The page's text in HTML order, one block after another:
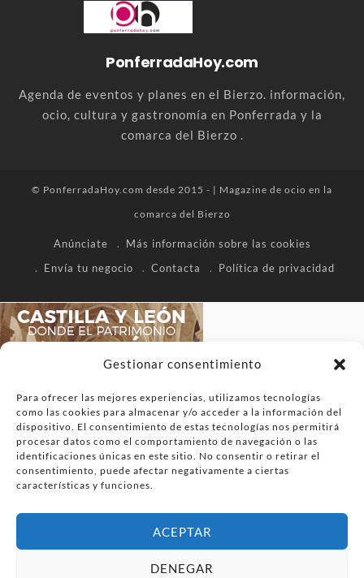
Gestionar consentimiento
Para ofrecer las mejores experiencias, utilizamos tecnologías
como las cookies para almacenar y/o acceder a la información del
dispositivo. El consentimiento de estas tecnologías nos permitirá
procesar datos como el comportamiento de navegación o las
identificaciones únicas en este sitio. No consentir o retirar el
consentimiento, puede afectar negativamente a ciertas
características y funciones.
ACEPTAR
DENEGAR
PonferradaHoy.com
Agenda de eventos y planes en el Bierzo. información,
ocio, cultura y gastronomía en Ponferrada y la
comarca del Bierzo .
© PonferradaHoy.com desde 2015 - | Magazine de ocio en la
comarca del Bierzo
Anúnciate
Más información sobre las cookies
Envía tu negocio
Contacta Política de privacidad